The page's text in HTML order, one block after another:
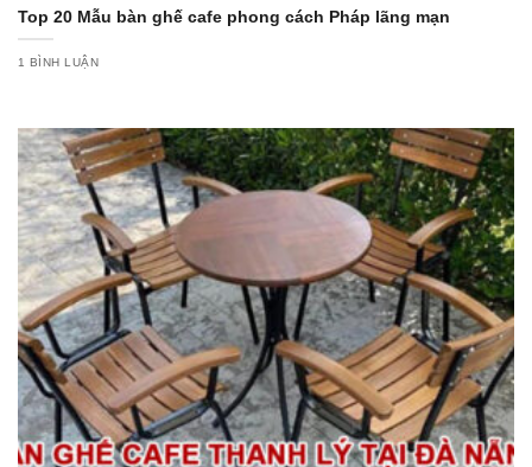
Top 20 Mẫu bàn ghế cafe phong cách Pháp lãng mạn
1 BÌNH LUẬN